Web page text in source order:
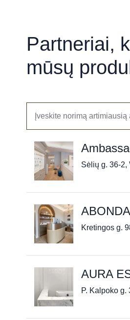
Partneriai,
mūsų
Sėlių g. 36-2,
Kretingos g.
AURA
P. Kalpoko g.